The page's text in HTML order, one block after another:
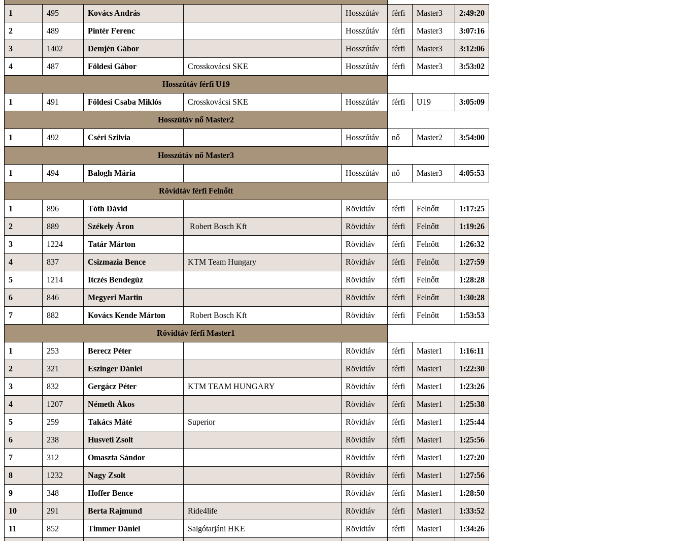
1 495 Kovács András Hosszútáv férfi Master3 2:49:20
2 489 Pintér Ferenc Hosszútáv férfi Master3 3:07:16
3 1402 Demjén Gábor Hosszútáv férfi Master3 3:12:06
4 487 Földesi Gábor Crosskovácsi SKE Hosszútáv férfi Master3 3:53:02
Hosszútáv férfi U19
1 491 Földesi Csaba Miklós Crosskovácsi SKE Hosszútáv férfi U19 3:05:09
Hosszútáv nő Master2
1 492 Cséri Szilvia Hosszútáv nő Master2 3:54:00
Hosszútáv nő Master3
1 494 Balogh Mária Hosszútáv nő Master3 4:05:53
Rövidtáv férfi Felnőtt
1 896 Tóth Dávid Rövidtáv férfi Felnőtt 1:17:25
2 889 Székely Áron Robert Bosch Kft Rövidtáv férfi Felnőtt 1:19:26
3 1224 Tatár Márton Rövidtáv férfi Felnőtt 1:26:32
4 837 Csizmazia Bence KTM Team Hungary Rövidtáv férfi Felnőtt 1:27:59
5 1214 Itczés Bendegúz Rövidtáv férfi Felnőtt 1:28:28
6 846 Megyeri Martin Rövidtáv férfi Felnőtt 1:30:28
7 882 Kovács Kende Márton Robert Bosch Kft Rövidtáv férfi Felnőtt 1:53:53
Rövidtáv férfi Master1
1 253 Berecz Péter Rövidtáv férfi Master1 1:16:11
2 321 Eszinger Dániel Rövidtáv férfi Master1 1:22:30
3 832 Gergácz Péter KTM TEAM HUNGARY Rövidtáv férfi Master1 1:23:26
4 1207 Németh Ákos Rövidtáv férfi Master1 1:25:38
5 259 Takács Máté Superior Rövidtáv férfi Master1 1:25:44
6 238 Husveti Zsolt Rövidtáv férfi Master1 1:25:56
7 312 Omaszta Sándor Rövidtáv férfi Master1 1:27:20
8 1232 Nagy Zsolt Rövidtáv férfi Master1 1:27:56
9 348 Hoffer Bence Rövidtáv férfi Master1 1:28:50
10 291 Berta Rajmund Ride4life Rövidtáv férfi Master1 1:33:52
11 852 Timmer Dániel Salgótarjáni HKE Rövidtáv férfi Master1 1:34:26